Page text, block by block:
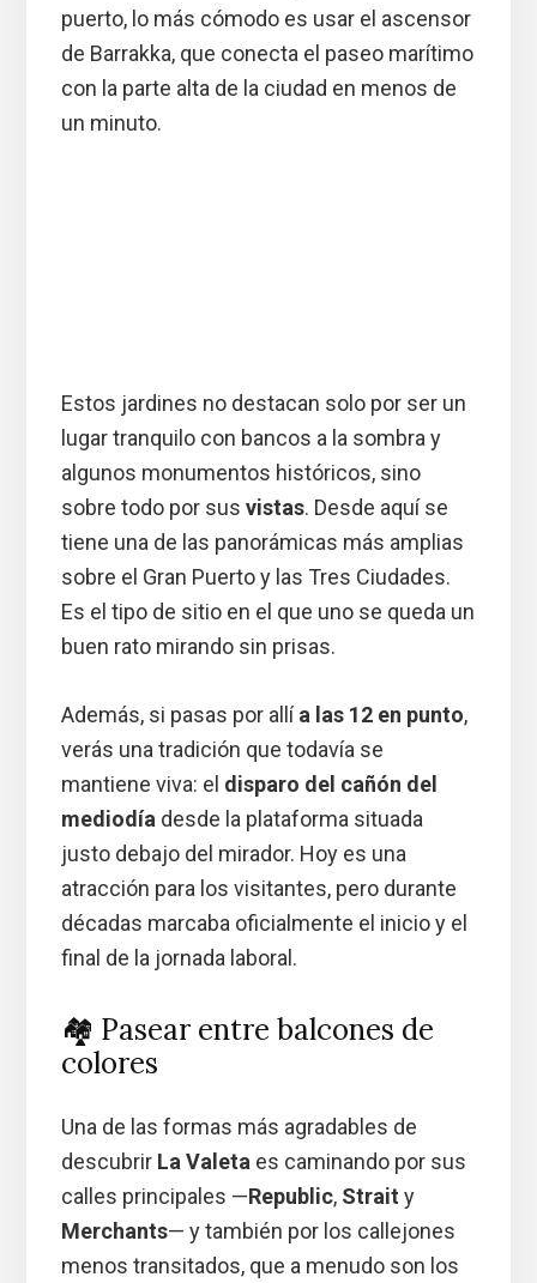
puerto, lo más cómodo es usar el ascensor
de Barrakka, que conecta el paseo marítimo
con la parte alta de la ciudad en menos de
un minuto.
Estos jardines no destacan solo por ser un
lugar tranquilo con bancos a la sombra y
algunos monumentos históricos, sino
sobre todo por sus vistas. Desde aquí se
tiene una de las panorámicas más amplias
sobre el Gran Puerto y las Tres Ciudades.
Es el tipo de sitio en el que uno se queda un
buen rato mirando sin prisas.
Además, si pasas por allía las 12 en punto,
verás una tradición que todavía se
mantiene viva: el disparo del cañón del
mediodía desde la plataforma situada
justo debajo del mirador. Hoy es una
atracción para los visitantes, pero durante
décadas marcaba oficialmente el inicio y el
final de la jornada laboral.
🏘️ Pasear entre balcones de
colores
Una de las formas más agradables de
descubrir La Valeta es caminando por sus
calles principales —Republic, Strait y
Merchants— y también por los callejones
menos transitados, que a menudo son los